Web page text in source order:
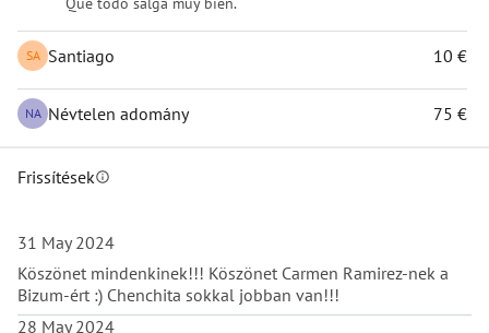
SA Santiago 10 €
NA Névtelen adomány 75 €
Frissítésekinfo
31 May 2024
Köszönet mindenkinek!!! Köszönet Carmen Ramirez-nek a
Bizum-ért :) Chenchita sokkal jobban van!!!
28 May 2024